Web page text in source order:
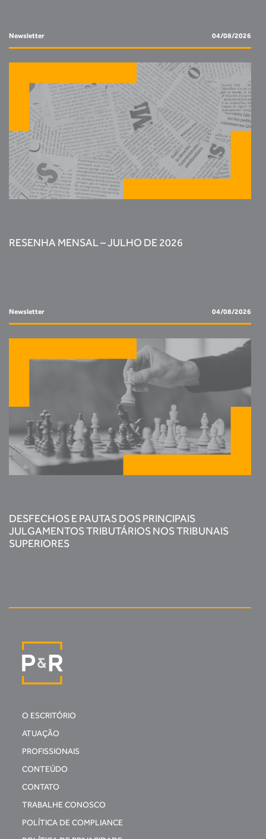
Newsletter 04/08/2026
RESENHA MENSAL – JULHO DE 2026
Newsletter 04/08/2026
DESFECHOS E PAUTAS DOS PRINCIPAIS
JULGAMENTOS TRIBUTÁRIOS NOS TRIBUNAIS
SUPERIORES
O ESCRITÓRIO
ATUAÇÃO
PROFISSIONAIS
CONTEÚDO
CONTATO
TRABALHE CONOSCO
POLÍTICA DE COMPLIANCE